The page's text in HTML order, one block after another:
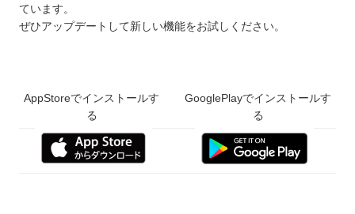
ています。
ぜひアップデートして新しい機能をお試しください。
AppStoreでインストールす
る
GooglePlayでインストールす
る